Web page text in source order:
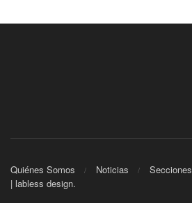
Quiénes Somos Noticias Secciones
| labless design.